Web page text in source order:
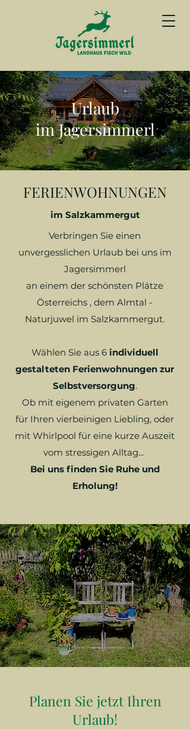
Urlaub
im Jagersimmerl
FERIENWOHNUNGEN
im Salzkammergut
Verbringen Sie einen
unvergesslichen Urlaub bei uns im
Jagersimmerl
an einem der schönsten Plätze
Österreichs , dem Almtal -
Naturjuwel im Salzkammergut.
Wählen Sie aus 6 individuell
gestalteten Ferienwohnungen zur
Selbstversorgung.
Ob mit eigenem privaten Garten
für Ihren vierbeinigen Liebling, oder
mit Whirlpool für eine kurze Auszeit
vom stressigen Alltag...
Bei uns finden Sie Ruhe und
Erholung!
Planen Sie jetzt Ihren
Urlaub!